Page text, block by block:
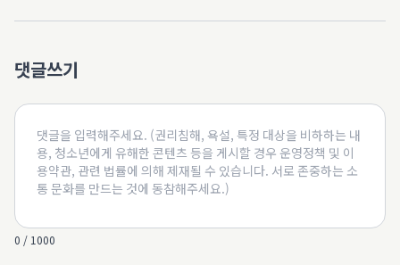
댓글쓰기
0 / 1000